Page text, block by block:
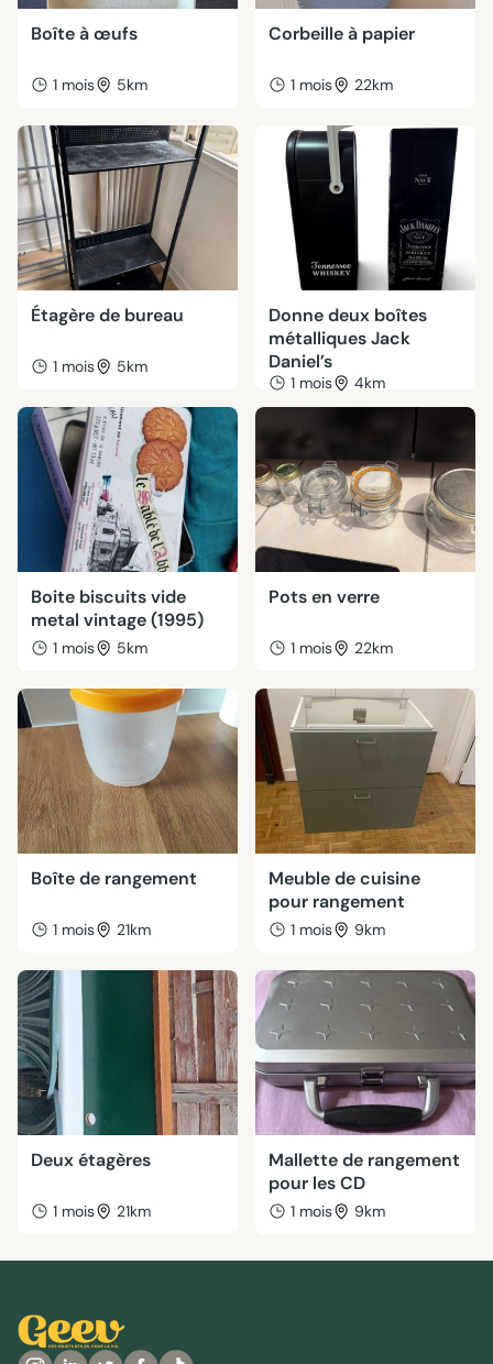
Boîte à œufs
1 mois 5km
Corbeille à papier
1 mois 22km
Étagère de bureau
1 mois 5km
Donne deux boîtes
métalliques Jack
Daniel’s
1 mois 4km
Boite biscuits vide
metal vintage (1995)
1 mois 5km
Pots en verre
1 mois 22km
Boîte de rangement
1 mois 21km
Meuble de cuisine
pour rangement
1 mois 9km
Deux étagères
1 mois 21km
Mallette de rangement
pour les CD
1 mois 9km